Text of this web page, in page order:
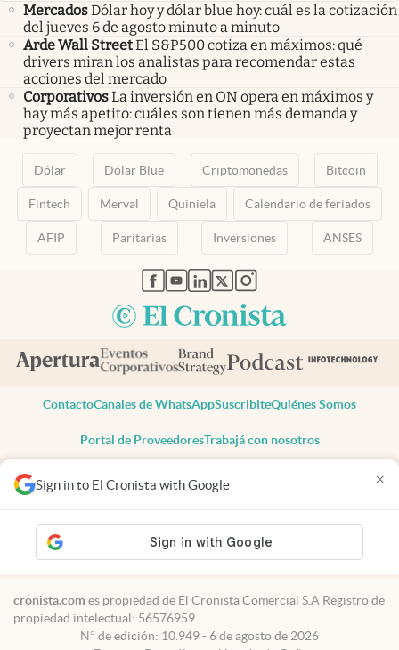
Sign in to El Cronista with Google ×
MercadosDólar hoy y dólar blue hoy: cuál es la cotización
del jueves 6 de agosto minuto a minuto
Arde Wall StreetEl S&P500 cotiza en máximos: qué
drivers miran los analistas para recomendar estas
acciones del mercado
CorporativosLa inversión en ON opera en máximos y
hay más apetito: cuáles son tienen más demanda y
proyectan mejor renta
Dólar Dólar Blue Criptomonedas Bitcoin
Fintech Merval Quiniela Calendario de feriados
AFIP Paritarias Inversiones ANSES
abre en nueva pestaña
abre en nueva pestaña
abre en nueva pestaña
abre en nueva pestaña
abre en nueva pestaña
ContactoCanales de WhatsAppSuscribiteQuiénes Somos
Portal de ProveedoresTrabajá con nosotros
Todos los derechos reservados
Privacidad
Consentimiento
Tel:+54 11 7078-3270
cronista.com es propiedad de El Cronista Comercial S.A Registro de
propiedad intelectual: 56576959
N° de edición: 10.949 - 6 de agosto de 2026